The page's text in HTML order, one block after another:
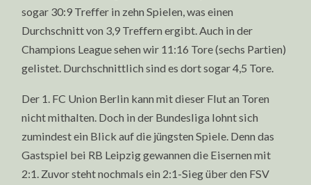
sogar 30:9 Treffer in zehn Spielen, was einen
Durchschnitt von 3,9 Treffern ergibt. Auch in der
Champions League sehen wir 11:16 Tore (sechs Partien)
gelistet. Durchschnittlich sind es dort sogar 4,5 Tore.
Der 1. FC Union Berlin kann mit dieser Flut an Toren
nicht mithalten. Doch in der Bundesliga lohnt sich
zumindest ein Blick auf die jüngsten Spiele. Denn das
Gastspiel bei RB Leipzig gewannen die Eisernen mit
2:1. Zuvor steht nochmals ein 2:1-Sieg über den FSV